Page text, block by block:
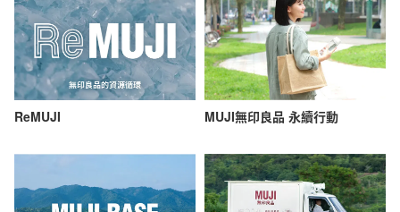
ReMUJI MUJI無印良品 永續行動